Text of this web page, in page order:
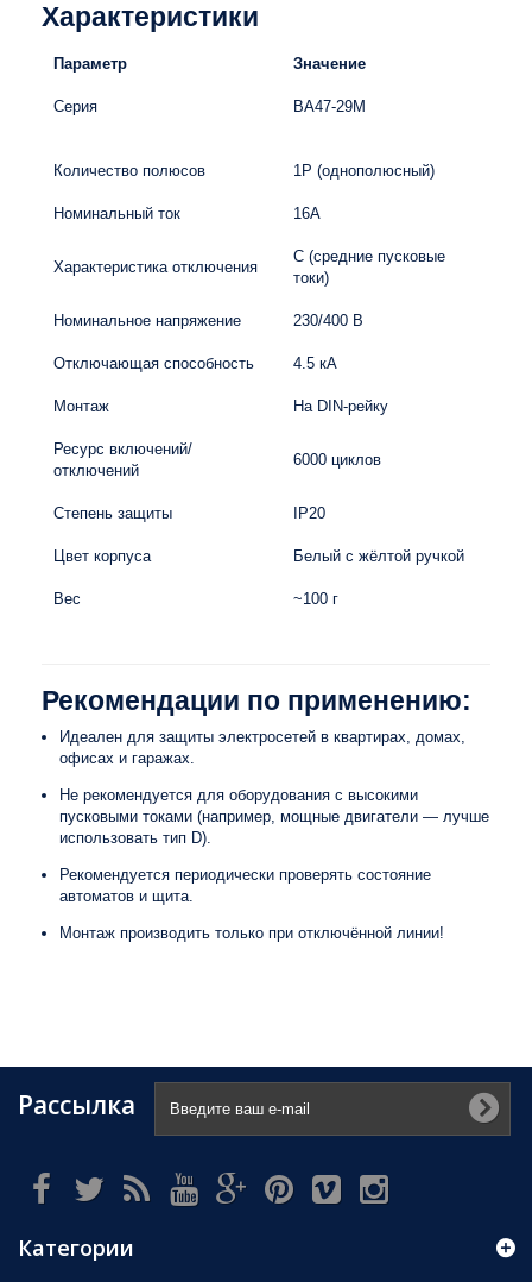
Характеристики
Параметр Значение
Серия ВА47-29M
Количество полюсов 1P (однополюсный)
Номинальный ток 16А
Характеристика отключения
C (средние пусковые
токи)
Номинальное напряжение 230/400 В
Отключающая способность 4.5 кА
Монтаж На DIN-рейку
Ресурс включений/
отключений
6000 циклов
Степень защиты IP20
Цвет корпуса Белый с жёлтой ручкой
Вес ~100 г
Рекомендации по применению:
Идеален для защиты электросетей в квартирах, домах,
офисах и гаражах.
Не рекомендуется для оборудования с высокими
пусковыми токами (например, мощные двигатели — лучше
использовать тип D).
Рекомендуется периодически проверять состояние
автоматов и щита.
Монтаж производить только при отключённой линии!
Рассылка
Категории